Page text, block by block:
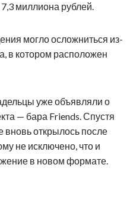
миллиона рублей.
могло осложниться из-
в котором расположен
уже объявляли о
— бара Friends. Спустя
вновь открылось после
не исключено, что и
в новом формате.